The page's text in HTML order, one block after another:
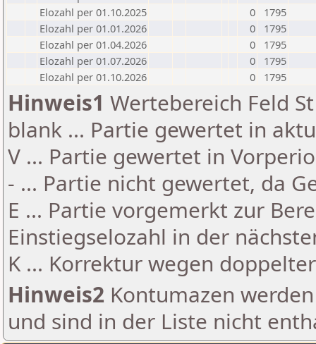
Elozahl per 01.10.2025
0
1795
Elozahl per 01.01.2026
0
1795
Elozahl per 01.04.2026
0
1795
Elozahl per 01.07.2026
0
1795
Elozahl per 01.10.2026
0 1795
Hinweis1 Wertebereich Feld
blank ... Partie gewertet in
V ... Partie gewertet in
- ... Partie nicht gewertet, da
E ... Partie vorgemerkt zur
Einstiegselozahl in der
K ... Korrektur wegen
Hinweis2 Kontumazen
und sind in der Liste nicht